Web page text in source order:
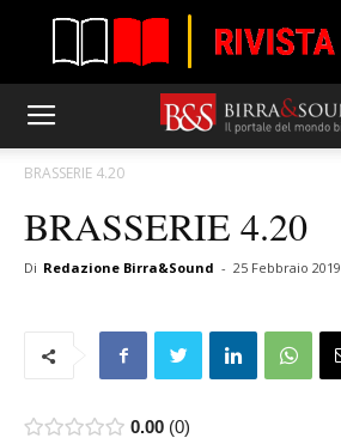
BRASSERIE 4.20
BRASSERIE 4.20
Di Redazione Birra&Sound - 25 Febbraio 2019
0.00 0